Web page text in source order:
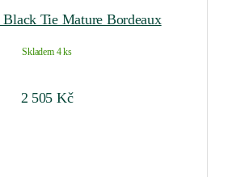
Black Tie Mature Bordeaux
Skladem 4 ks
2 505 Kč
Mature Bordeaux množství